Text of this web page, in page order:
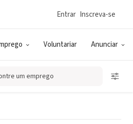
Voluntariar Anunciar
Entrar Inscreva-se
um emprego
Investors